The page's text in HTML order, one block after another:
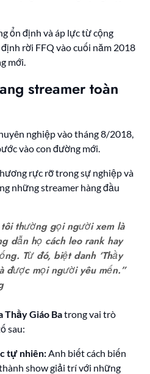
ổn định và áp lực từ cộng
rời FFQ vào cuối năm 2018
mới.
streamer toàn
nghiệp vào tháng 8/2018,
vào con đường mới.
rực rỡ trong sự nghiệp và
những streamer hàng đầu
thường gọi người xem là
dẫn họ cách leo rank hay
Từ đó, biệt danh ‘Thầy
được mọi người yêu mến.”
Thầy Giáo Batrong vai trò
sau:
tự nhiên: Anh biết cách biến
show giải trí với những